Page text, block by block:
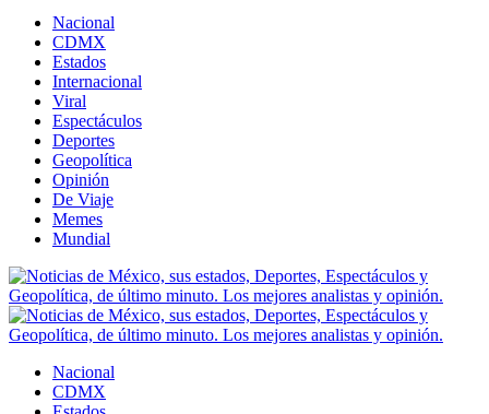
Nacional
CDMX
Estados
Internacional
Viral
Espectáculos
Deportes
Geopolítica
Opinión
De Viaje
Memes
Mundial
Nacional
CDMX